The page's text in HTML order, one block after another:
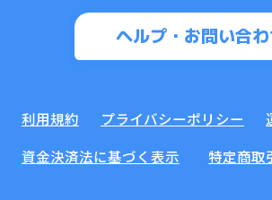
ヘルプ・お問い合
利用規約 プライバシーポリシー
資金決済法に基づく表示
特定商取